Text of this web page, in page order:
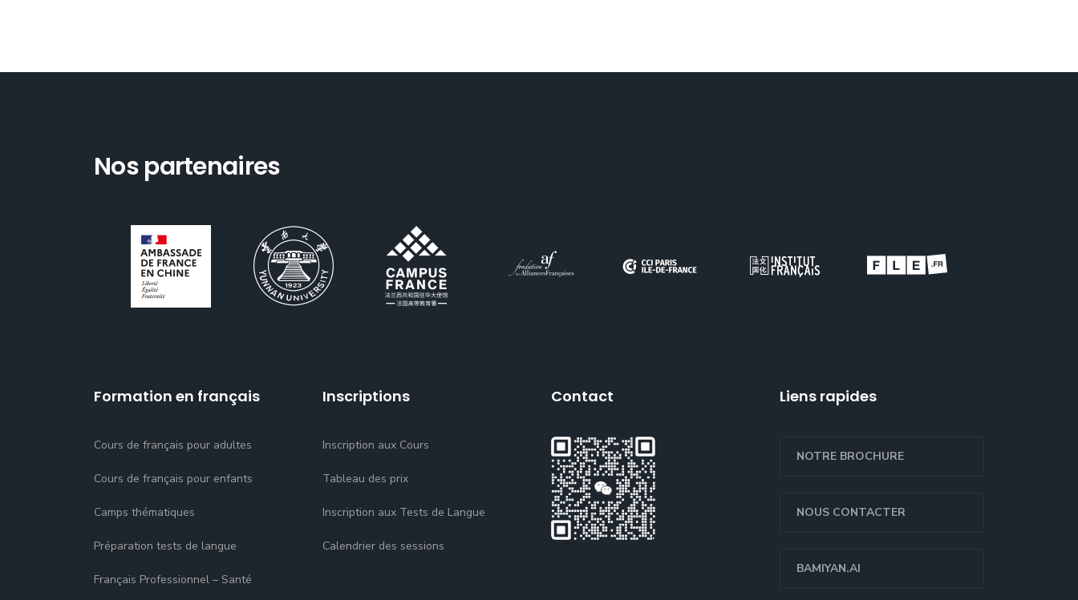
Nos partenaires
Formation en français
Cours de français pour adultes
Cours de français pour enfants
Camps thématiques
Préparation tests de langue
Français Professionnel – Santé
Inscriptions
Inscription aux Cours
Tableau des prix
Inscription aux Tests de Langue
Calendrier des sessions
Contact Liens rapides
NOTRE BROCHURE
NOUS CONTACTER
BAMIYAN.AI